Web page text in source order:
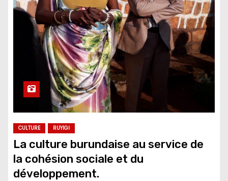
CULTURE RUYIGI
La culture burundaise au service de
la cohésion sociale et du
développement.